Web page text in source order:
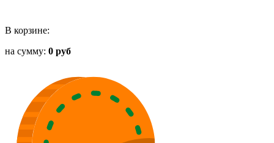
В корзине:
на сумму: 0 руб